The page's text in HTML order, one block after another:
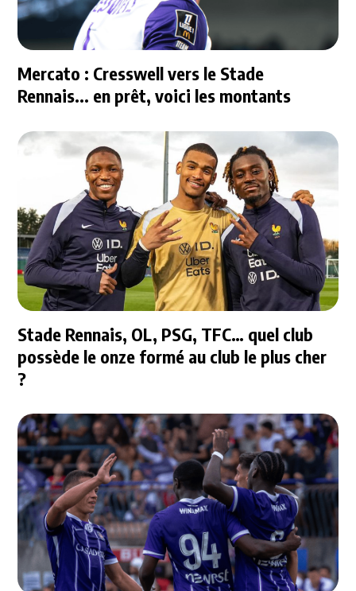
Mercato : Cresswell vers le Stade
Rennais... en prêt, voici les montants
Stade Rennais, OL, PSG, TFC… quel club
possède le onze formé au club le plus cher
?